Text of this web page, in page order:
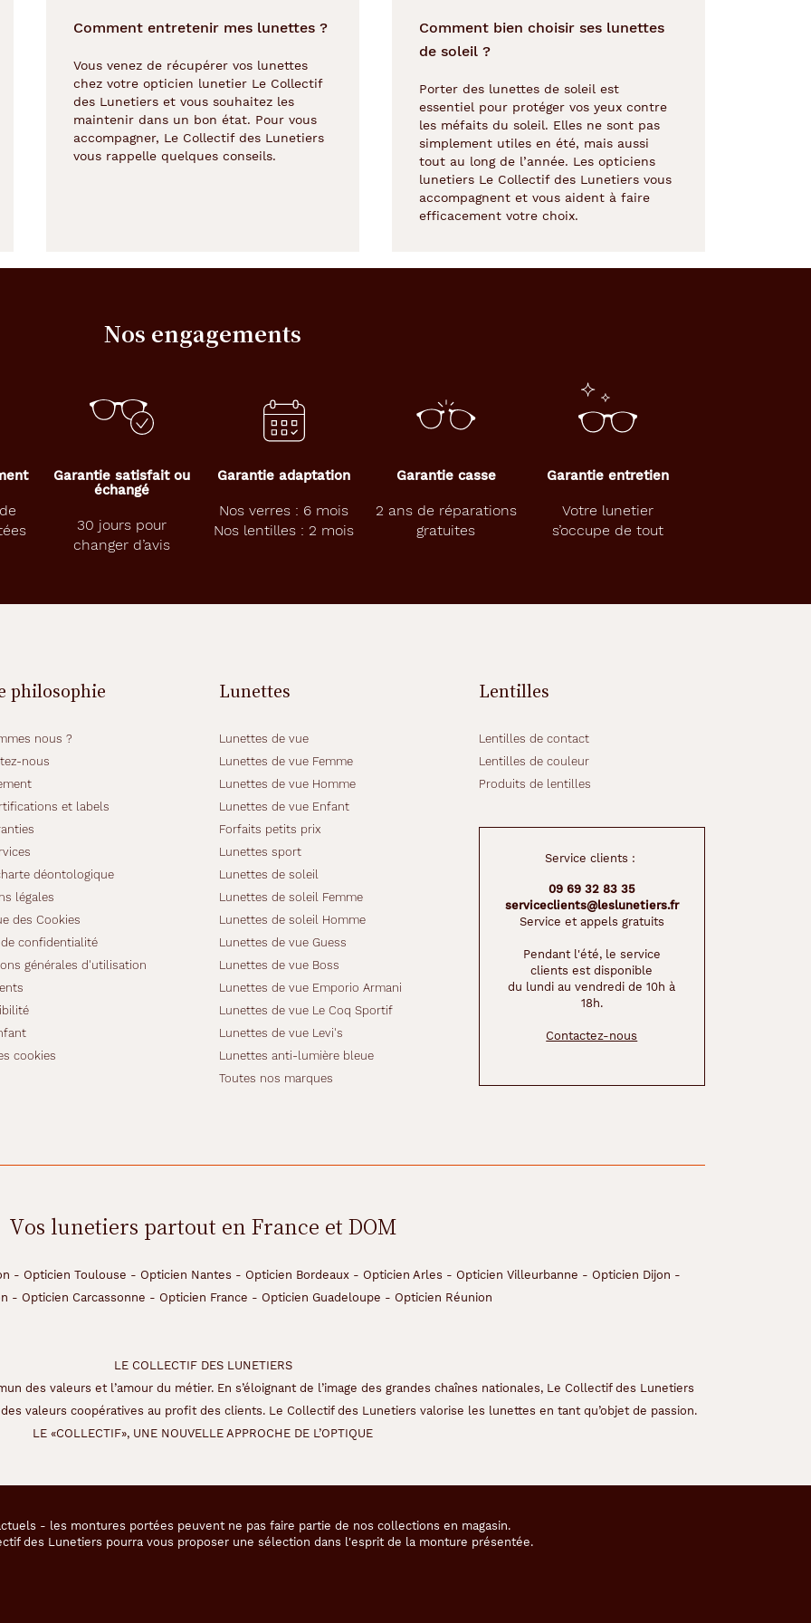
Comment entretenir mes lunettes ?
Vous venez de récupérer vos lunettes
chez votre opticien lunetier Le Collectif
des Lunetiers et vous souhaitez les
maintenir dans un bon état. Pour vous
accompagner, Le Collectif des Lunetiers
vous rappelle quelques conseils.
Comment bien choisir ses lunettes
de soleil ?
Porter des lunettes de soleil est
essentiel pour protéger vos yeux contre
les méfaits du soleil. Elles ne sont pas
simplement utiles en été, mais aussi
tout au long de l’année. Les opticiens
lunetiers Le Collectif des Lunetiers vous
accompagnent et vous aident à faire
efficacement votre choix.
Nos engagements
Garantie satisfait ou
échangé
30 jours pour
changer d’avis
Garantie adaptation
Nos verres : 6 mois
Nos lentilles : 2 mois
Garantie casse
2 ans de réparations
gratuites
Garantie entretien
Votre lunetier
s’occupe de tout
philosophie
nous ?
nous
et labels
déontologique
légales
des Cookies
confidentialité
générales d'utilisation
cookies
Lunettes
Lunettes de vue
Lunettes de vue Femme
Lunettes de vue Homme
Lunettes de vue Enfant
Forfaits petits prix
Lunettes sport
Lunettes de soleil
Lunettes de soleil Femme
Lunettes de soleil Homme
Lunettes de vue Guess
Lunettes de vue Boss
Lunettes de vue Emporio Armani
Lunettes de vue Le Coq Sportif
Lunettes de vue Levi's
Lunettes anti-lumière bleue
Toutes nos marques
Lentilles
Lentilles de contact
Lentilles de couleur
Produits de lentilles
Service clients :
09 69 32 83 35
serviceclients@leslunetiers.fr
Service et appels gratuits
Pendant l'été, le service
clients est disponible
du lundi au vendredi de 10h à
18h.
Contactez-nous
Vos lunetiers partout en France et DOM
- Opticien Toulouse - Opticien Nantes - Opticien Bordeaux - Opticien Arles - Opticien Villeurbanne - Opticien Dijon -
- Opticien Carcassonne - Opticien France - Opticien Guadeloupe - Opticien Réunion
LE COLLECTIF DES LUNETIERS
des valeurs et l’amour du métier. En s’éloignant de l’image des grandes chaînes nationales, Le Collectif des Lunetiers
valeurs coopératives au profit des clients. Le Collectif des Lunetiers valorise les lunettes en tant qu’objet de passion.
LE «COLLECTIF», UNE NOUVELLE APPROCHE DE L’OPTIQUE
- les montures portées peuvent ne pas faire partie de nos collections en magasin.
des Lunetiers pourra vous proposer une sélection dans l'esprit de la monture présentée.